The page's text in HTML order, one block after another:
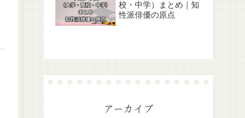
校・中学）まとめ｜知
性派俳優の原点
アーカイブ